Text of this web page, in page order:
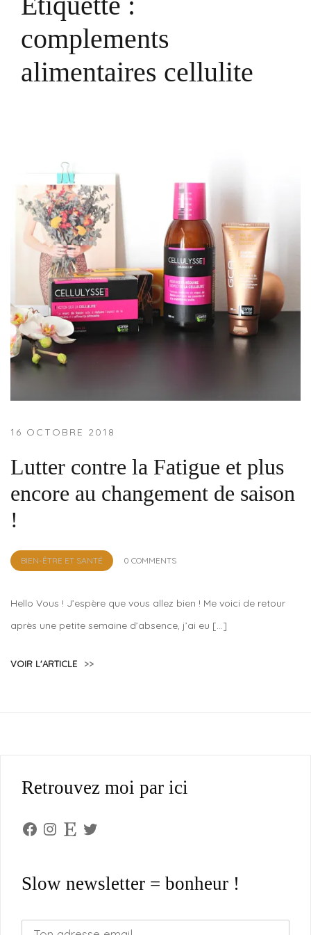
complements
alimentaires cellulite
16 OCTOBRE 2018
Lutter contre la Fatigue et plus
encore au changement de saison
!
BIEN-ÊTRE ET SANTÉ
by
0 COMMENTS
Hello Vous ! J’espère que vous allez bien ! Me voici de retour
après une petite semaine d’absence, j’ai eu […]
VOIR L'ARTICLE >>
Retrouvez moi par ici
Facebook
Instagram
Etsy Twitter
Slow newsletter = bonheur !